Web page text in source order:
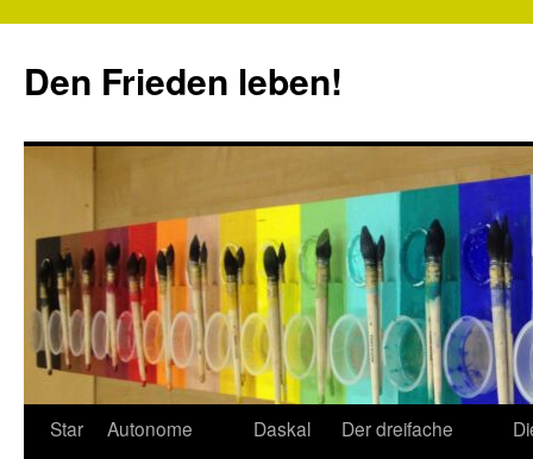
springen
Den Frieden leben!
Star
Autonome
Daskal
Der dreifache